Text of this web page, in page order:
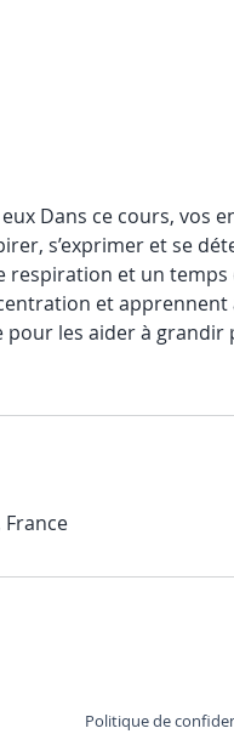
Dans ce cours, vos
s’exprimer et se
respiration et un
et apprennent
les aider à
France
Politique de